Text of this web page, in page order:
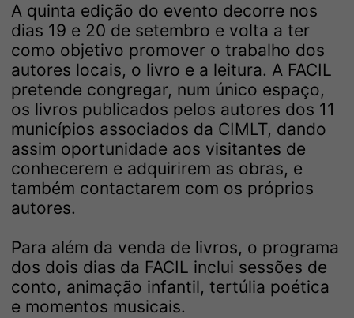
A quinta edição do evento decorre nos
dias 19 e 20 de setembro e volta a ter
como objetivo promover o trabalho dos
autores locais, o livro e a leitura. A FACIL
pretende congregar, num único espaço,
os livros publicados pelos autores dos 11
municípios associados da CIMLT, dando
assim oportunidade aos visitantes de
conhecerem e adquirirem as obras, e
também contactarem com os próprios
autores.
Para além da venda de livros, o programa
dos dois dias da FACIL inclui sessões de
conto, animação infantil, tertúlia poética
e momentos musicais.